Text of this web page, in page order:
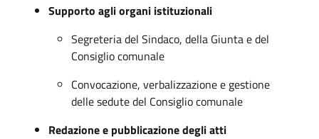
Supporto agli organi istituzionali
Segreteria del Sindaco, della Giunta e del
Consiglio comunale
Convocazione, verbalizzazione e gestione
delle sedute del Consiglio comunale
Redazione e pubblicazione degli atti